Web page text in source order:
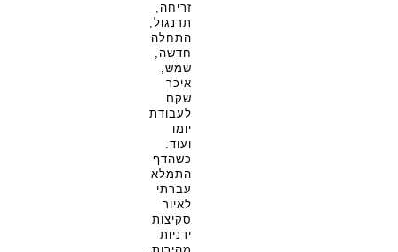
זריחה,
תרנגול,
התחלה
חדשה,
שמש,
איכר
שקם
לעבודת
יומו
ועוד.
כשהדף
התמלא
עברתי
לאיור
סקיצות
ידניות